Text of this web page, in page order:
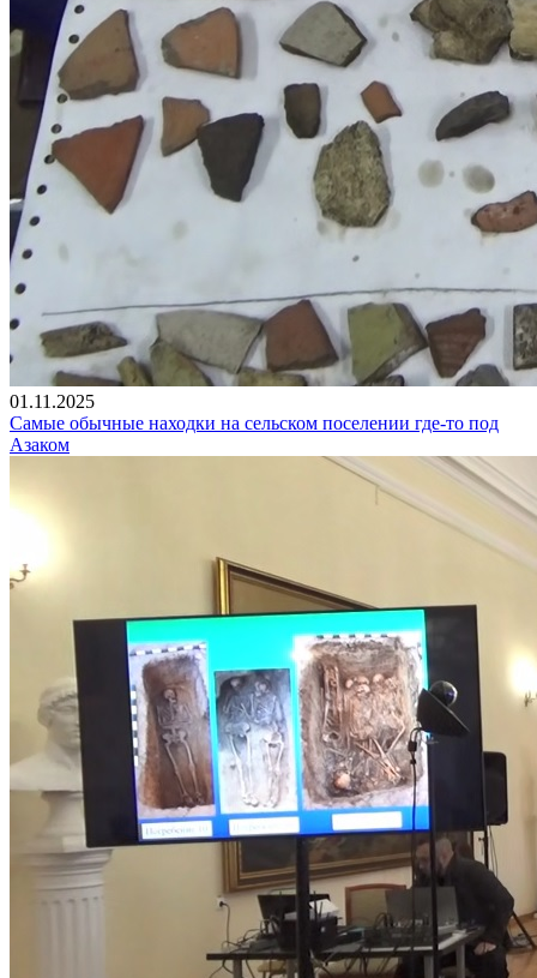
01.11.2025
Самые обычные находки на сельском поселении где-то под
Азаком